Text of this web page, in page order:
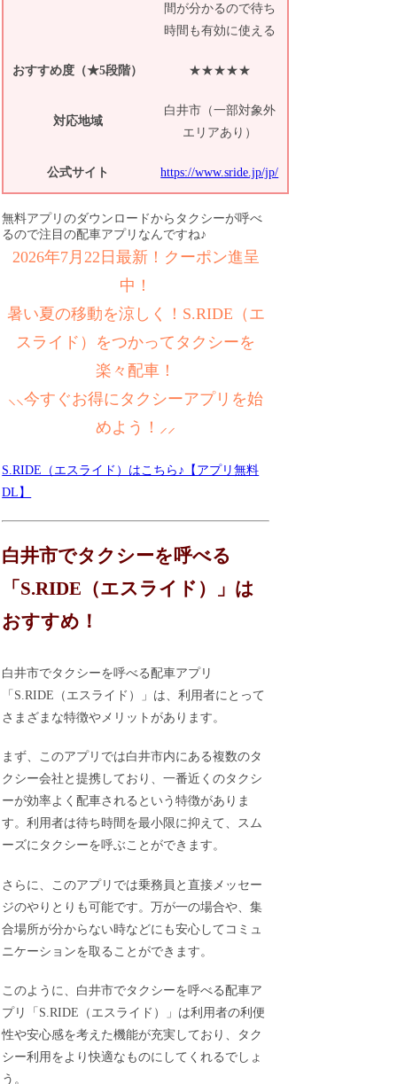
間が分かるので待ち
時間も有効に使える
おすすめ度（★5段階） ★★★★★
対応地域
白井市（一部対象外
エリアあり）
公式サイト https://www.sride.jp/jp/
無料アプリのダウンロードからタクシーが呼べ
るので注目の配車アプリなんですね♪
2026年7月22日最新！クーポン進呈
中！
暑い夏の移動を涼しく！S.RIDE（エ
スライド）をつかってタクシーを
楽々配車！
⸜⸜今すぐお得にタクシーアプリを始
めよう！⸝⸝
S.RIDE（エスライド）はこちら♪【アプリ無料
DL】
白井市でタクシーを呼べる
「S.RIDE（エスライド）」は
おすすめ！
白井市でタクシーを呼べる配車アプリ
「S.RIDE（エスライド）」は、利用者にとって
さまざまな特徴やメリットがあります。
まず、このアプリでは白井市内にある複数のタ
クシー会社と提携しており、一番近くのタクシ
ーが効率よく配車されるという特徴がありま
す。利用者は待ち時間を最小限に抑えて、スム
ーズにタクシーを呼ぶことができます。
さらに、このアプリでは乗務員と直接メッセー
ジのやりとりも可能です。万が一の場合や、集
合場所が分からない時などにも安心してコミュ
ニケーションを取ることができます。
このように、白井市でタクシーを呼べる配車ア
プリ「S.RIDE（エスライド）」は利用者の利便
性や安心感を考えた機能が充実しており、タク
シー利用をより快適なものにしてくれるでしょ
う。